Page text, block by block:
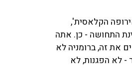
הקלאסית',
התחושה - כן. אתה
את זה, ברומניה לא
- לא הפגנות, לא